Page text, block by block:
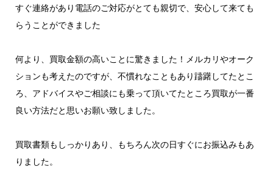
すぐ連絡があり電話のご対応がとても親切で、安心して来ても
らうことができました
何より、買取金額の高いことに驚きました！メルカリやオーク
ションも考えたのですが、不慣れなこともあり躊躇してたとこ
ろ、アドバイスやご相談にも乗って頂いてたところ買取が一番
良い方法だと思いお願い致しました。
買取書類もしっかりあり、もちろん次の日すぐにお振込みもあ
りました。